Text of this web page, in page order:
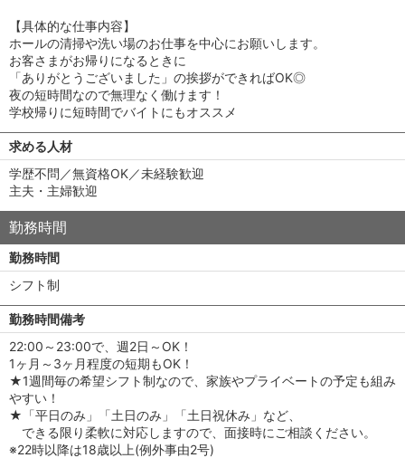
【具体的な仕事内容】
ホールの清掃や洗い場のお仕事を中心にお願いします。
お客さまがお帰りになるときに
「ありがとうございました」の挨拶ができればOK◎
夜の短時間なので無理なく働けます！
学校帰りに短時間でバイトにもオススメ
求める人材
学歴不問／無資格OK／未経験歓迎
主夫・主婦歓迎
勤務時間
勤務時間
シフト制
勤務時間備考
22:00～23:00で、週2日～OK！
1ヶ月～3ヶ月程度の短期もOK！
★1週間毎の希望シフト制なので、家族やプライベートの予定も組み
やすい！
★「平日のみ」「土日のみ」「土日祝休み」など、
できる限り柔軟に対応しますので、面接時にご相談ください。
※22時以降は18歳以上(例外事由2号)